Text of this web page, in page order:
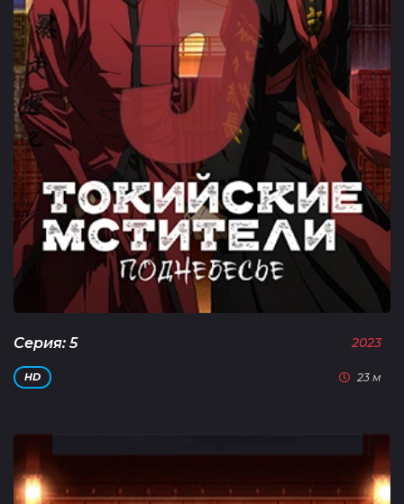
Серия: 5 2023
HD 23 м